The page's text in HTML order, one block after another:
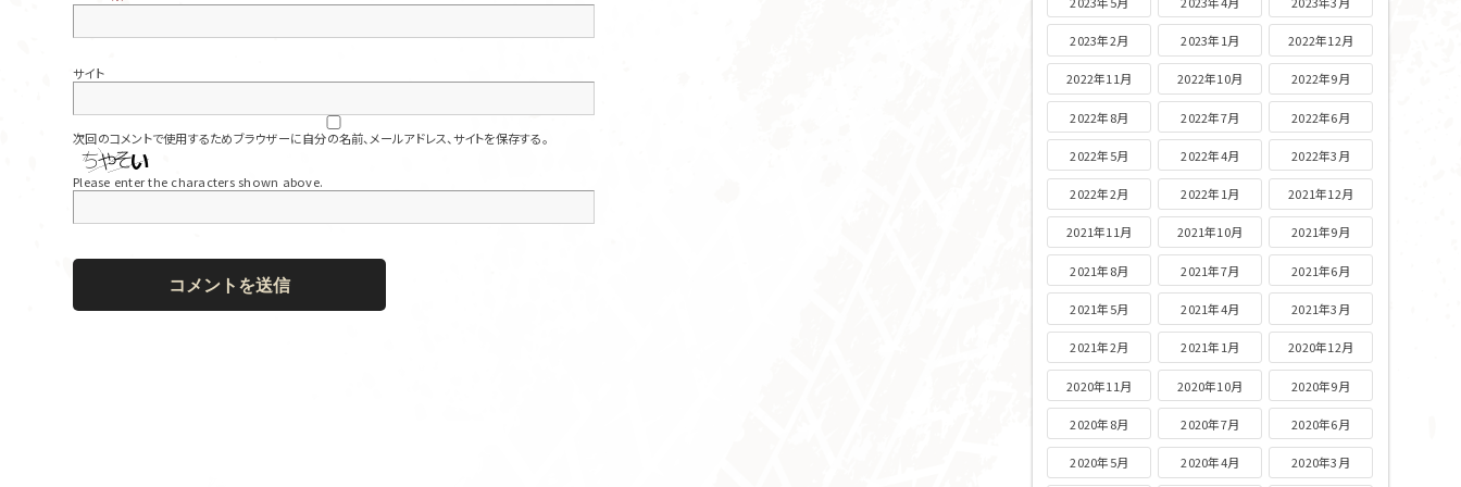
サイト
次回のコメントで使用するためブラウザーに自分の名前、メールアドレス、サイトを保存する。
Please enter the characters shown above.
2023年2月 2023年1月 2022年12月
2022年11月 2022年10月 2022年9月
2022年8月 2022年7月 2022年6月
2022年5月 2022年4月 2022年3月
2022年2月 2022年1月 2021年12月
2021年11月 2021年10月 2021年9月
2021年8月 2021年7月 2021年6月
2021年5月 2021年4月 2021年3月
2021年2月 2021年1月 2020年12月
2020年11月 2020年10月 2020年9月
2020年8月 2020年7月 2020年6月
2020年5月 2020年4月 2020年3月